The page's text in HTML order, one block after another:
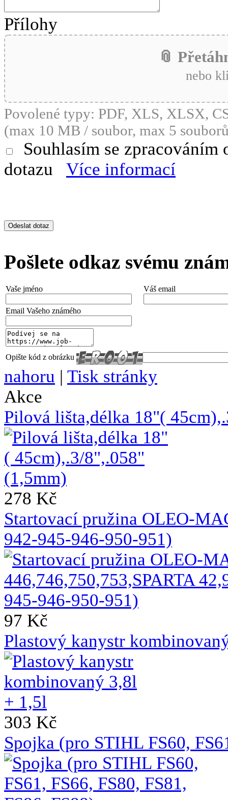
Přílohy
📎
nebo
Povolené typy: PDF, XLS, XLSX,
(max 10 MB / soubor, max 5
Souhlasím se
dotazu
Více informací
Pošlete odkaz svému
Vaše jméno Váš email
Email Vašeho známého
Opište kód z obrázku
nahoru | Tisk stránky
Akce
Pilová lišta,délka 18"(
278 Kč
Startovací pružina OLEO-
942-945-946-950-951)
97 Kč
Plastový kanystr
303 Kč
Spojka (pro STIHL FS60,